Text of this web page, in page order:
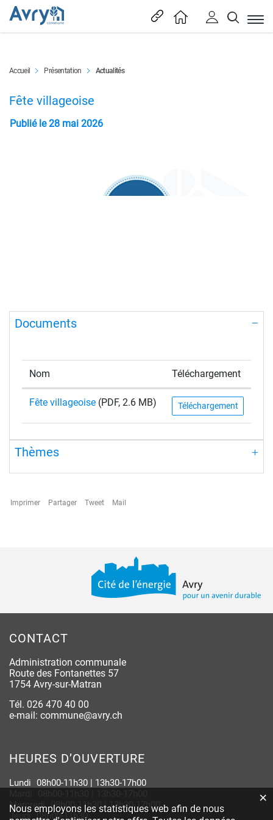
En tête
Accueil Présentation Actualités(sélectionné)
Content
Fête villageoise
Publié le 28 mai 2026
Documents
Nom Téléchargement
Fête villageoise (PDF, 2.6 MB) Téléchargement
Thèmes
Imprimer Partager Tweet Mail
Pied de page
CONTACT
Administration communale
Route des Fontanettes 57
1754 Avry-sur-Matran
Tél. 026 470 40 00
e-mail: commune@avry.ch
HEURES D’OUVERTURE
Lundi 08h00-11h30 | 13h30-17h00
Mercredi 08h00-11h30 | 13h30-17h00
Jeudi 08h00-11h30
Statistiques web
Nous employons les statistiques web afin de nous
×